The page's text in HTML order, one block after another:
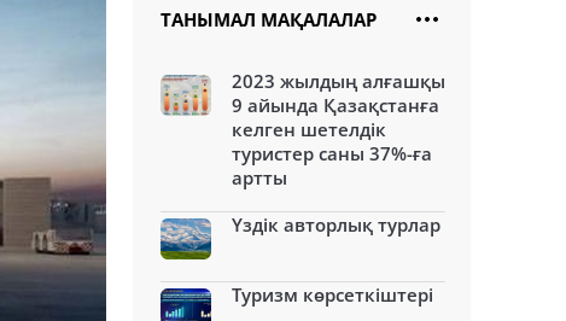
ТАНЫМАЛ МАҚАЛАЛАР
2023 жылдың алғашқы
9 айында Қазақстанға
келген шетелдік
туристер саны 37%-ға
артты
Үздік авторлық турлар
Туризм көрсеткіштері